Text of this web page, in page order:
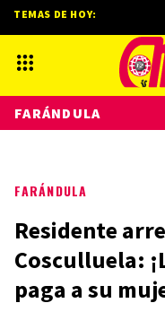
FARÁNDULA
Residente
Cosculluela:
paga a su
TEMAS DE HOY:
FARÁNDULA